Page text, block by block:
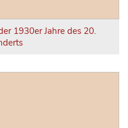
1930er Jahre des 20.